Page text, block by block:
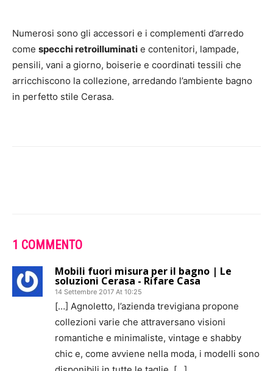
Numerosi sono gli accessori e i complementi d’arredo
come specchi retroilluminati e contenitori, lampade,
pensili, vani a giorno, boiserie e coordinati tessili che
arricchiscono la collezione, arredando l’ambiente bagno
in perfetto stile Cerasa.
1 COMMENTO
Mobili fuori misura per il bagno | Le
soluzioni Cerasa - Rifare Casa
14 Settembre 2017 At 10:25
[…] Agnoletto, l’azienda trevigiana propone
collezioni varie che attraversano visioni
romantiche e minimaliste, vintage e shabby
chic e, come avviene nella moda, i modelli sono